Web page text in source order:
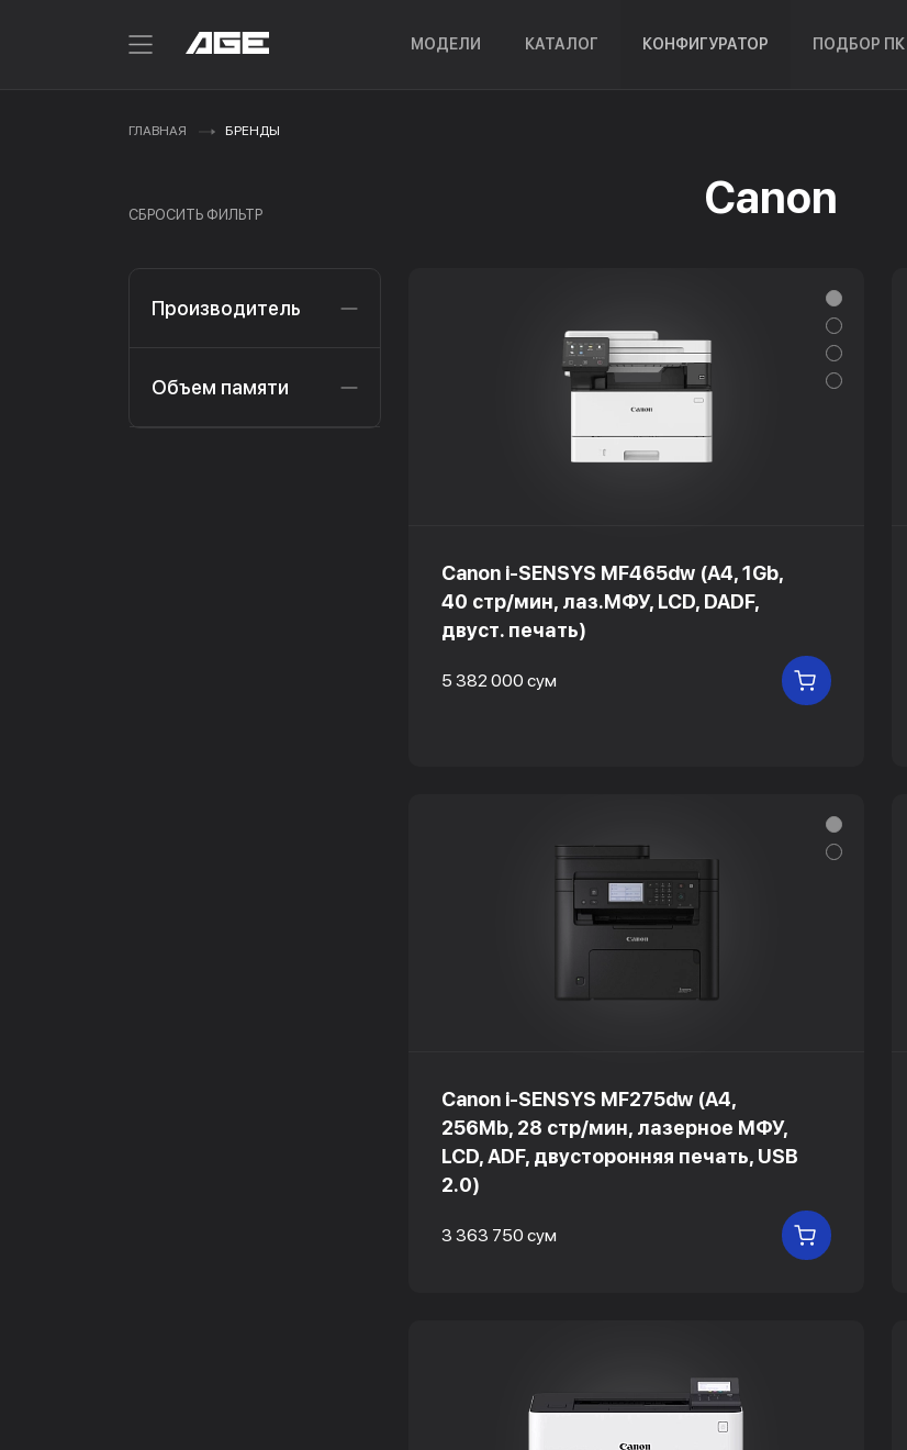
МОДЕЛИ КАТАЛОГ КОНФИГУРАТОР ПОДБОР ПК
ГЛАВНАЯ БРЕНДЫ
СБРОСИТЬ ФИЛЬТР Canon
Производитель
Объем памяти
Canon i-SENSYS MF465dw (A4, 1Gb,
40 стр/мин, лаз.МФУ, LCD, DADF,
двуст. печать)
5 382 000 сум В КОРЗИНУ
Canon i-SENSYS MF275dw (A4,
256Mb, 28 стр/мин, лазерное МФУ,
LCD, ADF, двусторонняя печать, USB
2.0)
3 363 750 сум В КОРЗИНУ